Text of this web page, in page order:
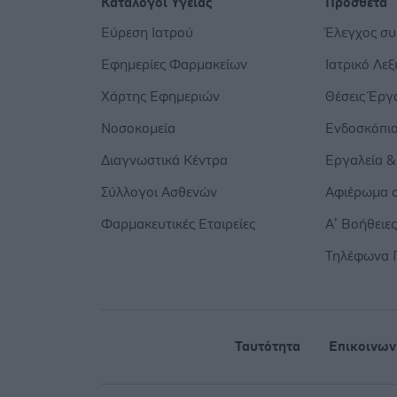
Εύρεση Ιατρού
Εφημερίες Φαρμακείων
Χάρτης Εφημεριών
Νοσοκομεία
Διαγνωστικά Κέντρα
Σύλλογοι Ασθενών
Φαρμακευτικές Εταιρείες
Έλεγχος
Ιατρικό
Θέσεις
Ενδοσκόπιο
Εργαλεία
Αφιέρωμα
Α’ Βοήθειες
Τηλέφωνα
Ταυτότητα